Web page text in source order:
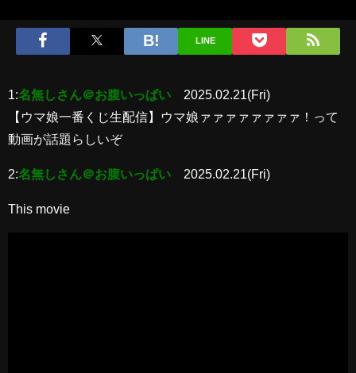
LINE
1:名無しさん＠お腹いっぱい
2025.02.21(Fri)
【ウマ娘一番くじ生配信】ウマ娘ァァァァァァァァ！って
動画が話題らしいぞ
2:名無しさん＠お腹いっぱい 2025.02.21(Fri)
This movie